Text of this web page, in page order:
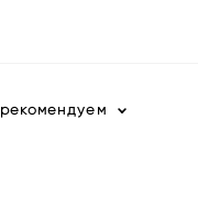
рекомендуем